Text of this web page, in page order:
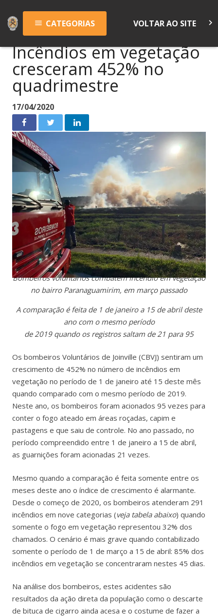
menu CATEGORIAS VOLTAR AO SITE keyboard_arrow_right
Incêndios em vegetação
cresceram 452% no
quadrimestre
17/04/2020
Bombeiros voluntários combatem incêndio em vegetação
no bairro Paranaguamirim, em março passado
A comparação é feita de 1 de janeiro a 15 de abril deste
ano com o mesmo período
de 2019 quando os registros saltam de 21 para 95
Os bombeiros Voluntários de Joinville (CBVJ) sentiram um
crescimento de 452% no número de incêndios em
vegetação no período de 1 de janeiro até 15 deste mês
quando comparado com o mesmo período de 2019.
Neste ano, os bombeiros foram acionados 95 vezes para
conter o fogo ateado em áreas roçadas, capim e
pastagens e que saiu de controle. No ano passado, no
período compreendido entre 1 de janeiro a 15 de abril,
as guarnições foram acionadas 21 vezes.
Mesmo quando a comparação é feita somente entre os
meses deste ano o índice de crescimento é alarmante.
Desde o começo de 2020, os bombeiros atenderam 291
incêndios em nove categorias (veja tabela abaixo) quando
somente o fogo em vegetação representou 32% dos
chamados. O cenário é mais grave quando contabilizado
somente o período de 1 de março a 15 de abril: 85% dos
incêndios em vegetação se concentraram nestes 45 dias.
Na análise dos bombeiros, estes acidentes são
resultados da ação direta da população como o descarte
de bituca de cigarro ainda acesa e o costume de fazer a